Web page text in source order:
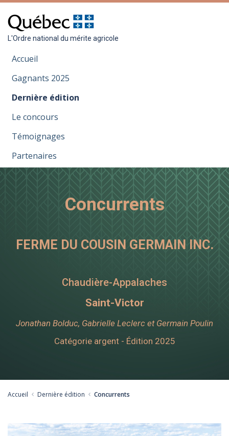
L'Ordre national du mérite agricole
Accueil
Gagnants 2025
Dernière édition
Le concours
Témoignages
Partenaires
Concurrents
FERME DU COUSIN GERMAIN INC.
Chaudière-Appalaches
Saint-Victor
Jonathan Bolduc, Gabrielle Leclerc et Germain Poulin
Catégorie argent - Édition 2025
Accueil Dernière édition Concurrents